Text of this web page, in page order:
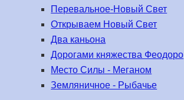
Перевальное-Новый Свет
Открываем Новый Свет
Два каньона
Дорогами княжества Феодоро
Место Силы - Меганом
Земляничное - Рыбачье